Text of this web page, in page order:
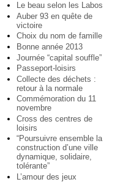
Le beau selon les Labos
Auber 93 en quête de
victoire
Choix du nom de famille
Bonne année 2013
Journée “capital souffle”
Passeport-loisirs
Collecte des déchets :
retour à la normale
Commémoration du 11
novembre
Cross des centres de
loisirs
“Poursuivre ensemble la
construction d’une ville
dynamique, solidaire,
tolérante”
L’amour des jeux